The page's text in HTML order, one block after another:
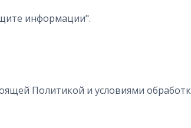
информации".
Политикой и условиями